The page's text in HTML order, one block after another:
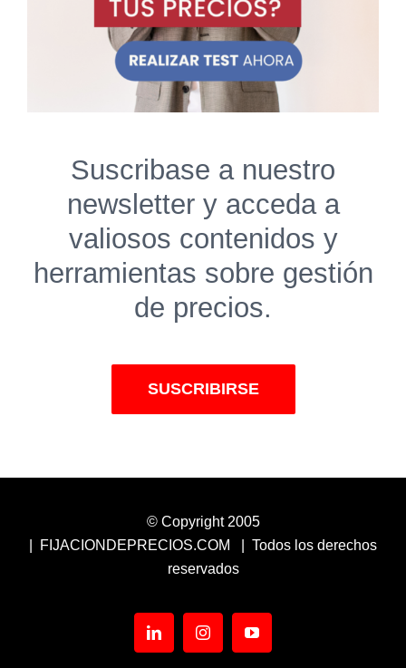
Suscribase a nuestro
newsletter y acceda a
valiosos contenidos y
herramientas sobre gestión
de precios.
SUSCRIBIRSE
© Copyright 2005
| FIJACIONDEPRECIOS.COM | Todos los derechos
reservados
LinkedInInstagramYouTube